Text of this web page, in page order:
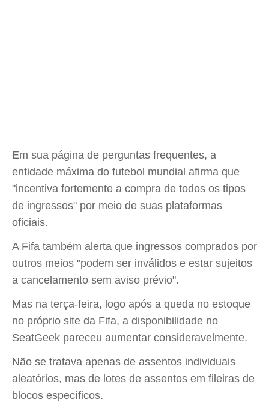
Em sua página de perguntas frequentes, a
entidade máxima do futebol mundial afirma que
"incentiva fortemente a compra de todos os tipos
de ingressos" por meio de suas plataformas
oficiais.
A Fifa também alerta que ingressos comprados por
outros meios "podem ser inválidos e estar sujeitos
a cancelamento sem aviso prévio".
Mas na terça-feira, logo após a queda no estoque
no próprio site da Fifa, a disponibilidade no
SeatGeek pareceu aumentar consideravelmente.
Não se tratava apenas de assentos individuais
aleatórios, mas de lotes de assentos em fileiras de
blocos específicos.